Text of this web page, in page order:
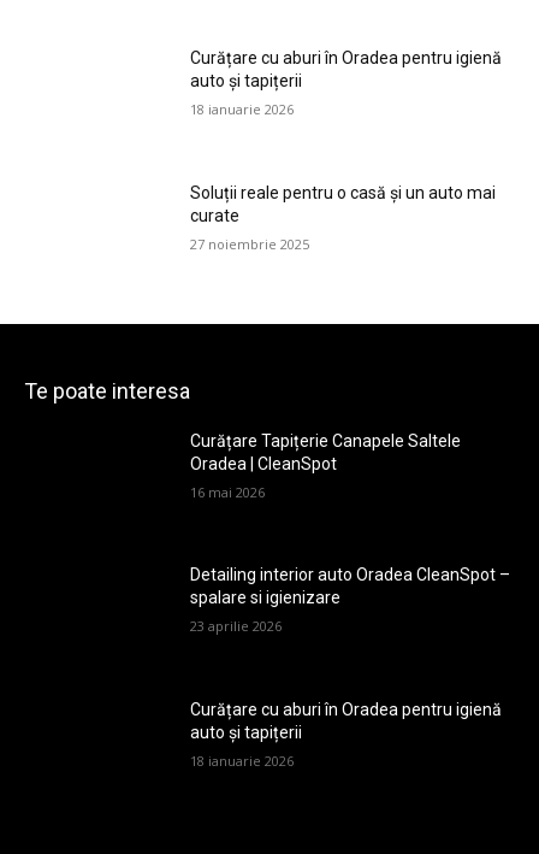
Curățare cu aburi în Oradea pentru igienă
auto și tapițerii
18 ianuarie 2026
Soluții reale pentru o casă și un auto mai
curate
27 noiembrie 2025
Te poate interesa
Curățare Tapițerie Canapele Saltele
Oradea | CleanSpot
16 mai 2026
Detailing interior auto Oradea CleanSpot –
spalare si igienizare
23 aprilie 2026
Curățare cu aburi în Oradea pentru igienă
auto și tapițerii
18 ianuarie 2026